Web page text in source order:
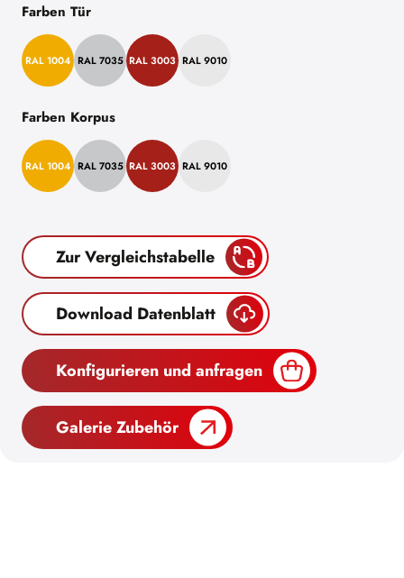
Farben Tür
RAL 1004 RAL 7035 RAL 3003 RAL 9010
Farben Korpus
RAL 1004 RAL 7035 RAL 3003 RAL 9010
Zur Vergleichstabelle
Download Datenblatt
Konfigurieren und anfragen
Galerie Zubehör